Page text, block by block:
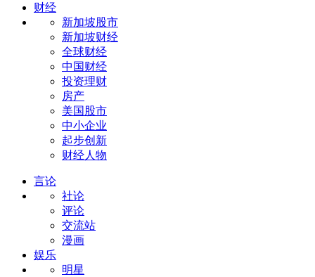
财经
新加坡股市
新加坡财经
全球财经
中国财经
投资理财
房产
美国股市
中小企业
起步创新
财经人物
言论
社论
评论
交流站
漫画
娱乐
明星